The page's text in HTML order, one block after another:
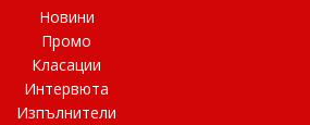
Новини
Промо
Класации
Интервюта
Изпълнители